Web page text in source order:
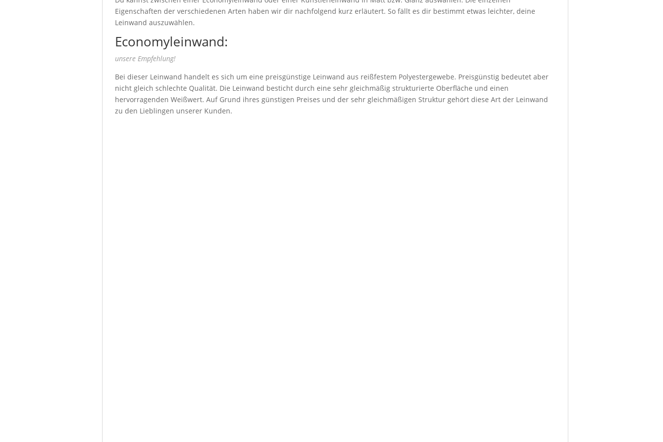
Eigenschaften der verschiedenen Arten haben wir dir nachfolgend kurz erläutert. So fällt es dir bestimmt etwas leichter, deine
Leinwand auszuwählen.
Economyleinwand:
unsere Empfehlung!
Bei dieser Leinwand handelt es sich um eine preisgünstige Leinwand aus reißfestem Polyestergewebe. Preisgünstig bedeutet aber
nicht gleich schlechte Qualität. Die Leinwand besticht durch eine sehr gleichmäßig strukturierte Oberfläche und einen
hervorragenden Weißwert. Auf Grund ihres günstigen Preises und der sehr gleichmäßigen Struktur gehört diese Art der Leinwand
zu den Lieblingen unserer Kunden.